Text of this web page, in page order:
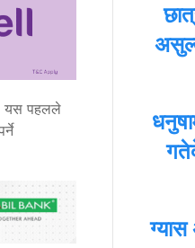
। यस पहलले